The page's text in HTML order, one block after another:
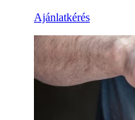
Ajánlatkérés